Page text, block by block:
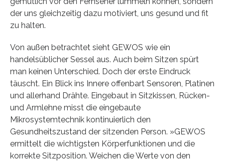
der uns gleichzeitig dazu motiviert, uns gesund und fit
zu halten.
Von außen betrachtet sieht GEWOS wie ein
handelsüblicher Sessel aus. Auch beim Sitzen spürt
man keinen Unterschied. Doch der erste Eindruck
täuscht. Ein Blick ins Innere offenbart Sensoren, Platinen
und allerhand Drähte. Eingebaut in Sitzkissen, Rücken-
und Armlehne misst die eingebaute
Mikrosystemtechnik kontinuierlich den
Gesundheitszustand der sitzenden Person. »GEWOS
ermittelt die wichtigsten Körperfunktionen und die
korrekte Sitzposition. Weichen die Werte von den